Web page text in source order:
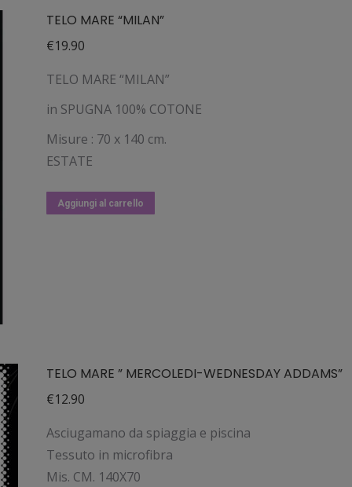
TELO MARE “MILAN”
€19.90
TELO MARE “MILAN”
in SPUGNA 100% COTONE
Misure : 70 x 140 cm.
ESTATE
Aggiungi al carrello
TELO MARE ” MERCOLEDI-WEDNESDAY ADDAMS”
€12.90
Asciugamano da spiaggia e piscina
Tessuto in microfibra
Mis. CM. 140X70